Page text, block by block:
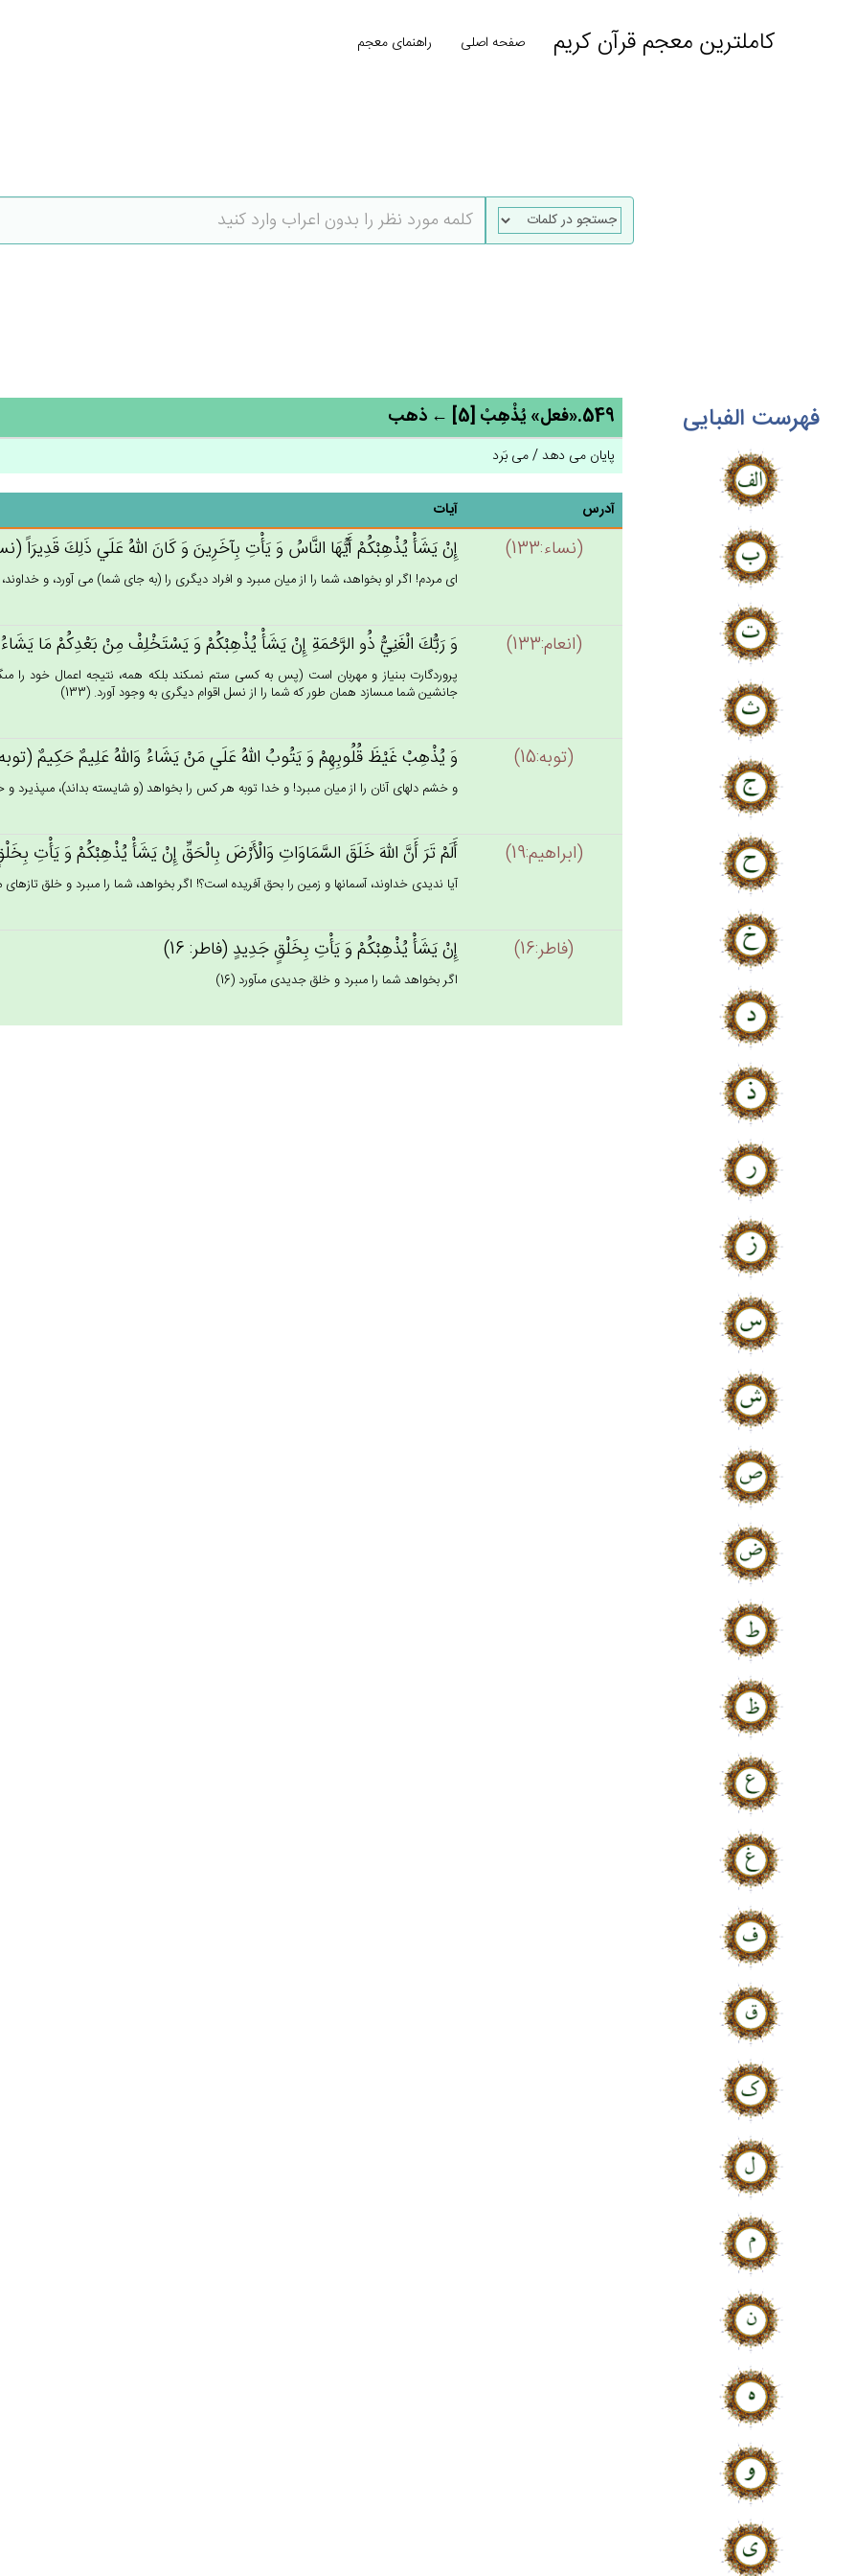
کاملترین معجم قرآن کریم صفحه اصلی راهنمای معجم
فهرست الفبایی 549.«فعل» يُذْهِبْ [5] ← ذهب
پایان می دهد / می بَرد
آدرس آیات
(نساء:133) إِنْ‌ يَشَأْ يُذْهِبْكُم‌ْ أَيُّهَا النَّاس‌ُ وَ يَأْت‌ِ بِآخَرِين‌َ وَ كَان‌َ الله‌ُ عَلَي‌ ذَلِك‌َ قَدِيرَاً (نساء:
اى مردم! اگر او بخواهد، شما را از ميان مى‏برد و افراد ديگرى را (به جاى شما) مى آورد، و خداوند،
(انعام:133) وَ رَبُّك‌َ الْغَنِي‌ُّ ذُو الرَّحْمَة‌ِ إِنْ‌ يَشَأْ يُذْهِبْكُم‌ْ وَ يَسْتَخْلِف‌ْ مِن‌ْ بَعْدِكُمْ‌ مَا يَشَاءُ
پروردگارت بى‏نياز و مهربان است (پس به كسى ستم نمى‏كند بلكه همه، نتيجه اعمال خود
جانشين شما مى‏سازد همان طور كه شما را از نسل اقوام ديگرى به وجود آورد. (133)
(توبه:15) وَ يُذْهِب‌ْ غَيْظ‌َ قُلُوبِهِم‌ْ وَ يَتُوب‌ُ الله‌ُ عَلَي‌ مَنْ‌ يَشَاءُ وَالله‌ُ عَلِيم‌ٌ حَكِيم‌ٌ (توبه:
و خشم دلهاى آنان را از ميان مى‏برد! و خدا توبه هر كس را بخواهد (و شايسته بداند)، مى‏پذيرد و
(ابراهيم:19) أَلَم‌ْ تَرَ أَن‌َّ الله‌َ خَلَق‌َ السَّمَاوَات‌ِ وَالْأَرْض‌َ بِالْحَق‌ِّ إِنْ‌ يَشَأْ يُذْهِبْكُم‌ْ وَ يَأْت‌ِ بِخَلْق‌ٍ
آيا نديدى خداوند، آسمانها و زمين را بحق آفريده است؟! اگر بخواهد، شما را مى‏برد و خلق تازه‏اى
(فاطر:16) إِنْ‌ يَشَأْ يُذْهِبْكُم‌ْ وَ يَأْت‌ِ بِخَلْق‌ٍ جَدِيدٍ (فاطر: 16)
اگر بخواهد شما را مى‏برد و خلق جديدى مى‏آورد (16)